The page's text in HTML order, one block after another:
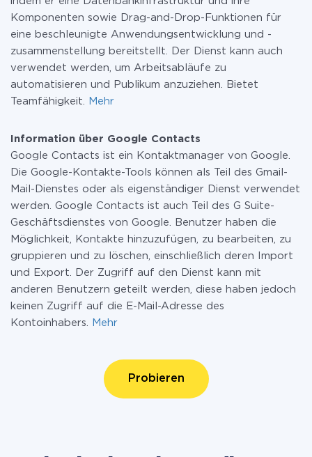
Komponenten sowie Drag-and-Drop-Funktionen für
eine beschleunigte Anwendungsentwicklung und -
zusammenstellung bereitstellt. Der Dienst kann auch
verwendet werden, um Arbeitsabläufe zu
automatisieren und Publikum anzuziehen. Bietet
Teamfähigkeit.
Mehr
Information über Google Contacts
Google Contacts ist ein Kontaktmanager von Google.
Die Google-Kontakte-Tools können als Teil des Gmail-
Mail-Dienstes oder als eigenständiger Dienst verwendet
werden. Google Contacts ist auch Teil des G Suite-
Geschäftsdienstes von Google. Benutzer haben die
Möglichkeit, Kontakte hinzuzufügen, zu bearbeiten, zu
gruppieren und zu löschen, einschließlich deren Import
und Export. Der Zugriff auf den Dienst kann mit
anderen Benutzern geteilt werden, diese haben jedoch
keinen Zugriff auf die E-Mail-Adresse des
Kontoinhabers.
Mehr
Probieren